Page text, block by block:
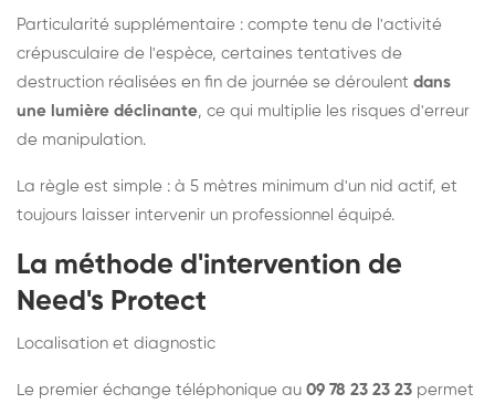
Particularité supplémentaire : compte tenu de l'activité
crépusculaire de l'espèce, certaines tentatives de
destruction réalisées en fin de journée se déroulent dans
une lumière déclinante, ce qui multiplie les risques d'erreur
de manipulation.
La règle est simple : à 5 mètres minimum d'un nid actif, et
toujours laisser intervenir un professionnel équipé.
La méthode d'intervention de
Need's Protect
Localisation et diagnostic
Le premier échange téléphonique au 09 78 23 23 23 permet